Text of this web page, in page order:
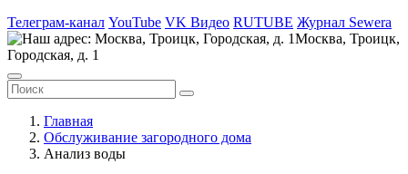
Телеграм-канал YouTube VK Видео RUTUBE Журнал Sewera
Москва, Троицк,
Городская, д. 1
Главная
Обслуживание загородного дома
Анализ воды